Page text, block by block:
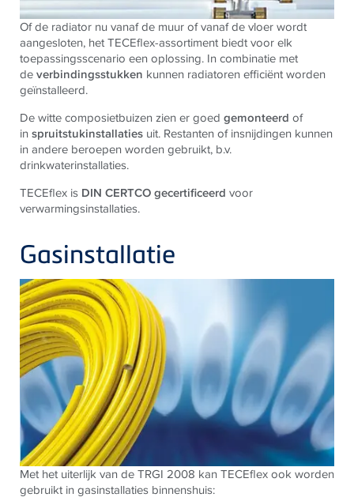
Of de radiator nu vanaf de muur of vanaf de vloer wordt
aangesloten, het TECEflex-assortiment biedt voor elk
toepassingsscenario een oplossing. In combinatie met
deverbindingsstukken kunnen radiatoren efficiënt worden
geïnstalleerd.
De witte composietbuizen zien er goed gemonteerd of
inspruitstukinstallaties uit. Restanten of insnijdingen kunnen
in andere beroepen worden gebruikt, b.v.
drinkwaterinstallaties.
TECEflex is DIN CERTCO gecertificeerd voor
verwarmingsinstallaties.
Gasinstallatie
Met het uiterlijk van de TRGI 2008 kan TECEflex ook worden
gebruikt in gasinstallaties binnenshuis: